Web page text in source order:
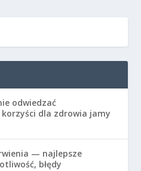
odwiedzać
dla zdrowia jamy
— najlepsze
błędy